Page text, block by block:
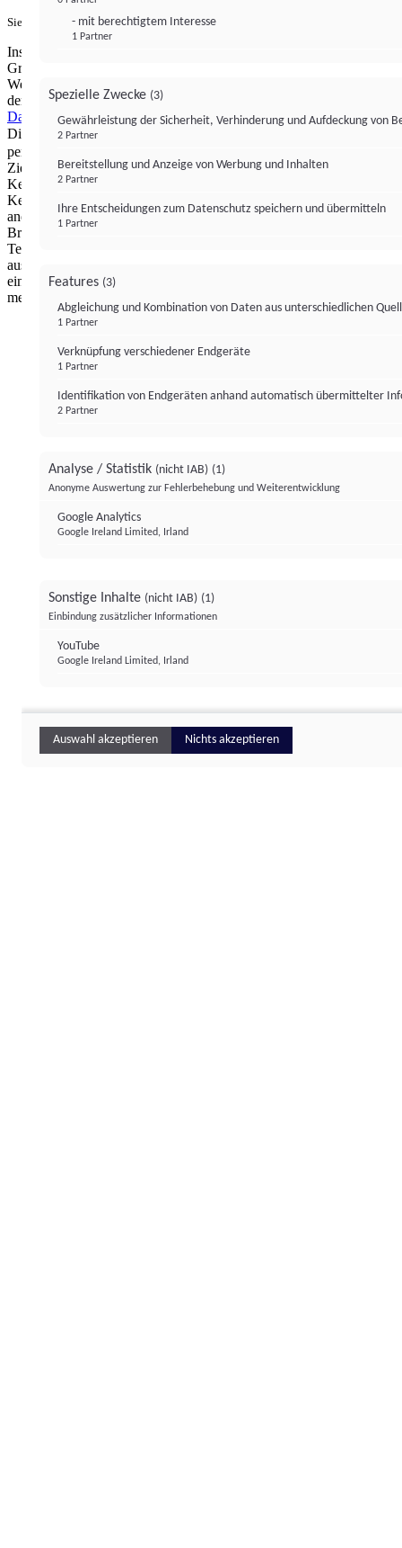
Sie haben ein PUR-Abo?Hier anmelden.
Institutional Money mit Werbung: Wir nutzen aus wirtschaftlichen
Gründen die Möglichkeit, unsere Webseite Dritten als digitalen
Werbeplatz zur Verfügung zu stellen. Über Verarbeitungen, die in
der Verantwortung von uns liegen, können Sie sich in unserer
Datenschutzerklärungnäher informieren.Zur Bereitstellung unserer
Dienste nutzen wir Technologien von
personalisierte Werbung, Messung von Werbeleistung und
Zielgruppenforschung. Cookies, Endgeräte- oder ähnliche Online-
Kennungen (z. B. login-basierte Kennungen, zufällig generierte
Kennungen, netzwerkbasierte Kennungen) können zusammen mit
anderen Informationen (z. B. Browsertyp und
Browserinformationen, Sprache, Bildschirmgröße, unterstützte
Technologien usw.) auf Ihrem Endgerät gespeichert oder von dort
ausgelesen werden, um es jedes Mal wiederzuerkennen, wenn es
eine App oder einer Webseite aufruft. Dies geschieht für einen oder
mehrere der hier aufgeführten Verarbeitungszwecke.
- mit berechtigtem Interesse
1 Partner
Spezielle Zwecke (3)
Gewährleistung der Sicherheit, Verhinderung und Aufdeckung von
2 Partner
Bereitstellung und Anzeige von Werbung und Inhalten
2 Partner
Ihre Entscheidungen zum Datenschutz speichern und übermitteln
1 Partner
Features (3)
Abgleichung und Kombination von Daten aus unterschiedlichen
1 Partner
Verknüpfung verschiedener Endgeräte
1 Partner
Identifikation von Endgeräten anhand automatisch übermittelter
2 Partner
Analyse / Statistik (nicht IAB) (1)
Anonyme Auswertung zur Fehlerbehebung und Weiterentwicklung
Google Analytics
Google Ireland Limited, Irland
Sonstige Inhalte (nicht IAB) (1)
Einbindung zusätzlicher Informationen
YouTube
Google Ireland Limited, Irland
Auswahl akzeptieren Nichts akzeptieren
Institutional Money
ImpressumDatenschutzerklärung